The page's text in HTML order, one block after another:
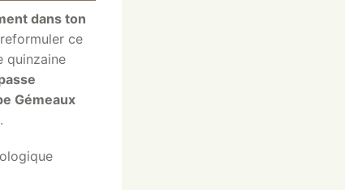
dans ton
ce
quinzaine
Gémeaux